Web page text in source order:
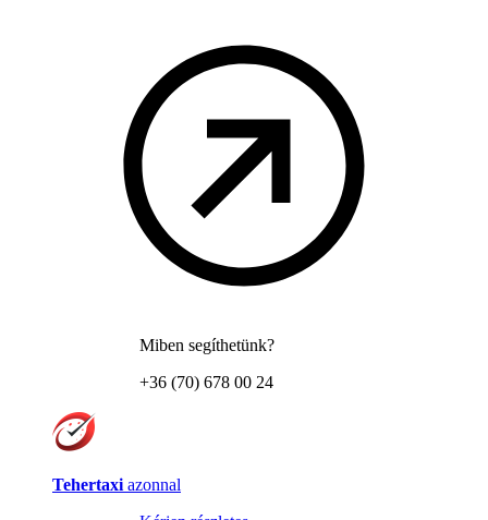
Miben segíthetünk?
+36 (70) 678 00 24
Tehertaxi azonnal